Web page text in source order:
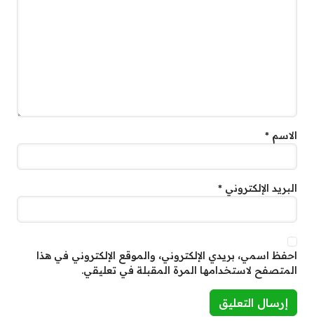
الاسم *
البريد الإلكتروني *
احفظ اسمي، بريدي الإلكتروني، والموقع الإلكتروني في هذا
المتصفح لاستخدامها المرة المقبلة في تعليقي.